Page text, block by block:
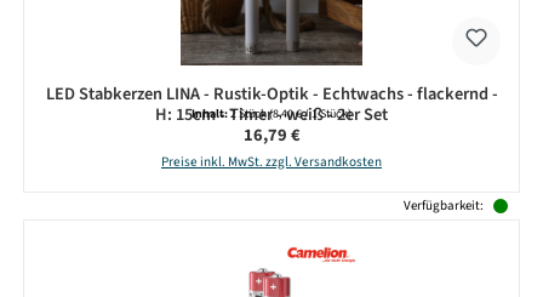
LED Stabkerzen LINA - Rustik-Optik - Echtwachs - flackernd -
H: 15cm - Timer - weiß - 2er Set
Inhalt:2 Stück(8,40 € / 1 Stück)
Regulärer Preis:
16,79 €
Preise inkl. MwSt. zzgl. Versandkosten
Verfügbarkeit: